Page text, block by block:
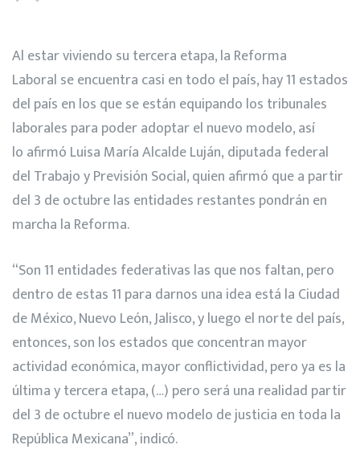
Al estar viviendo su tercera etapa, la Reforma
Laboral se encuentra casi en todo el país, hay 11 estados
del país en los que se están equipando los tribunales
laborales para poder adoptar el nuevo modelo, así
lo afirmó Luisa María Alcalde Luján, diputada federal
del Trabajo y Previsión Social, quien afirmó que a partir
del 3 de octubre las entidades restantes pondrán en
marcha la Reforma.
“Son 11 entidades federativas las que nos faltan, pero
dentro de estas 11 para darnos una idea está la Ciudad
de México, Nuevo León, Jalisco, y luego el norte del país,
entonces, son los estados que concentran mayor
actividad económica, mayor conflictividad, pero ya es la
última y tercera etapa, (…) pero será una realidad partir
del 3 de octubre el nuevo modelo de justicia en toda la
República Mexicana”, indicó.